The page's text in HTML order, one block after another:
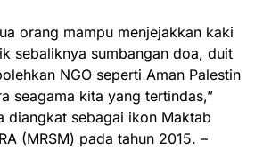
orang mampu menjejakkan kaki
sebaliknya sumbangan doa, duit
NGO seperti Aman Palestin
seagama kita yang tertindas,”
diangkat sebagai ikon Maktab
(MRSM) pada tahun 2015. –